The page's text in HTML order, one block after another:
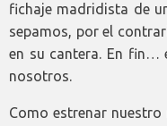
fichaje madridista de
sepamos, por el
en su cantera. En fin…
nosotros.
Como estrenar